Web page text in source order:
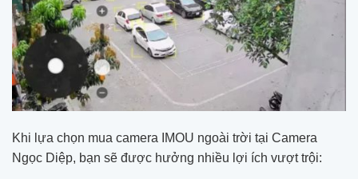
Khi lựa chọn mua camera IMOU ngoài trời tại Camera
Ngọc Diệp, bạn sẽ được hưởng nhiều lợi ích vượt trội: